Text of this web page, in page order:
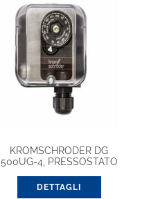
KROMSCHRODER DG
500UG-4, PRESSOSTATO
DETTAGLI